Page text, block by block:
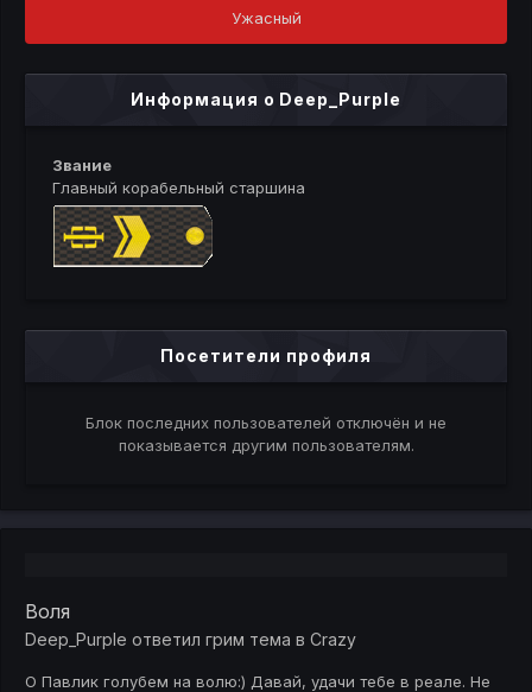
Ужасный
Информация о Deep_Purple
Звание
Главный корабельный старшина
Посетители профиля
Блок последних пользователей отключён и не
показывается другим пользователям.
Воля
Deep_Purple ответил грим тема в Crazy
О Павлик голубем на волю:) Давай, удачи тебе в реале. Не